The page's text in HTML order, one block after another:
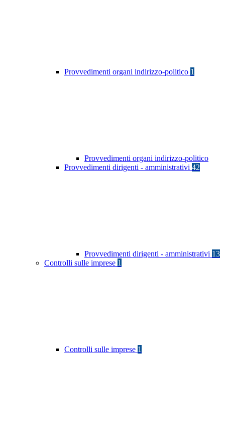
Provvedimenti organi indirizzo-politico 1
Provvedimenti organi indirizzo-politico
Provvedimenti dirigenti - amministrativi 42
Provvedimenti dirigenti - amministrativi 13
Controlli sulle imprese 1
Controlli sulle imprese 1